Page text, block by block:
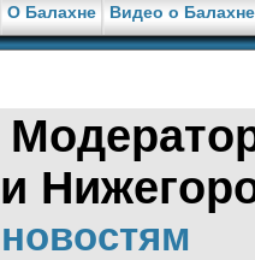
О Балахне Видео о